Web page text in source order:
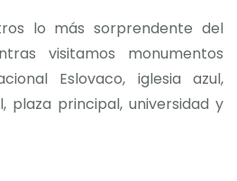
lo más sorprendente del
visitamos monumentos
Eslovaco, iglesia azul,
plaza principal, universidad y